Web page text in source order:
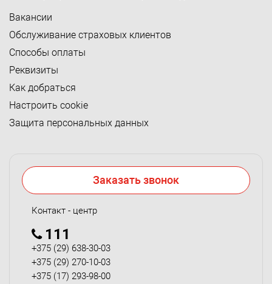
Вакансии
Обслуживание страховых клиентов
Способы оплаты
Реквизиты
Как добраться
Настроить cookie
Защита персональных данных
Заказать звонок
Контакт - центр
111
+375 (29) 638-30-03
+375 (29) 270-10-03
+375 (17) 293-98-00